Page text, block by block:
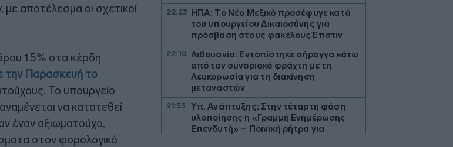
αποτέλεσμα οι σχετικοί
15% στα κέρδη
την Παρασκευή το
Το υπουργείο
να κατατεθεί
έναν αξιωματούχο,
στον φορολογικό
22:23 ΗΠΑ: Το Νέο Μεξικό προσέφυγε κατά
του υπουργείου Δικαιοσύνης για
πρόσβαση στους φακέλους Έπστιν
22:10 Λιθουανία: Εντοπίστηκε σήραγγα κάτω
από τον συνοριακό φράχτη με τη
Λευκορωσία για τη διακίνηση
μεταναστών
21:53
Υπ. Ανάπτυξης: Στην τέταρτη φάση
υλοποίησης η «Γραμμή Ενημέρωσης
Επενδυτή» – Ποινική ρήτρα για